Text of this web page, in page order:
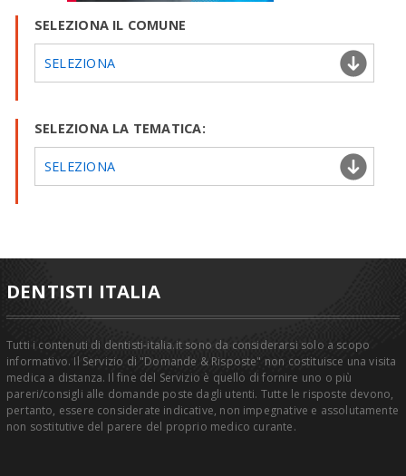
SELEZIONA IL COMUNE
SELEZIONA
SELEZIONA LA TEMATICA:
SELEZIONA
DENTISTI ITALIA
Tutti i contenuti di dentisti-italia.it sono da considerarsi solo a scopo
informativo. Il Servizio di "Domande & Risposte" non costituisce una visita
medica a distanza. Il fine del Servizio è quello di fornire uno o più
pareri/consigli alle domande poste dagli utenti. Tutte le risposte devono,
pertanto, essere considerate indicative, non impegnative e assolutamente
non sostitutive del parere del proprio medico curante.